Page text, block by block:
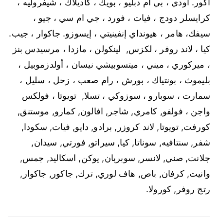
سيفك، هامر ، هيونداي إنفينيتي ، إيسوزو. جاكوار ، جيب.
كيا ، لاند روفر ، لكزس, لينكولن ، مازدا ، مرسيدس بنز
، ميركوري ، ميني ، ميتسوبيشي نيسان ، أولدزموبيل ،
بليموث ، بونتياك ، بورش ، رام صعب ، زحل ، سليل ،
سمارت ، سوبارو ، سوزوكي ، تسلا, تويوتا ، فولكس
واجن ، فولفو, كامري, شاجر, افالون, كمارو, موستنق,
كورفت, تويوتا, لاند كروزر, برادو, دايو, فيات, سكودا,
شفر, سنتافيه, سوناتا, كيا, سيراتو, فورتي, سيدان,
جلانت, صني, لانسر, سوبربان, يوكن, اسكاليد, جمس,
وانيت, كرفان, باص, هاف لوري, ترك, جاكور, جاكوار,
رتج روفر, كورولا.